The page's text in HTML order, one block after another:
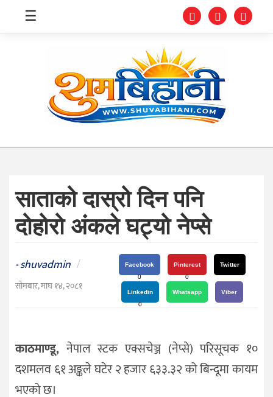
स्वास्थ्य
संघीय
प्रविधि
जीवनशैली
दर्शन
देश
राजनीति
☰
साताको दास्रो दिन पनि
दोहोरो अंकले घट्यो नेप्से
-shuvadmin /
सोमबार, माघ १४, २०८१
Facebook
0
Pinterest
0
Twitter
Linkedin
0
Whatsapp Viber
काठमाण्डू, नेपाल स्टक एक्सचेञ्ज (नेप्से) परिसूचक १०
दशमलव ६१ अङ्कले घटेर २ हजार ६३३.३२ को बिन्दूमा कायम
भएको छ।